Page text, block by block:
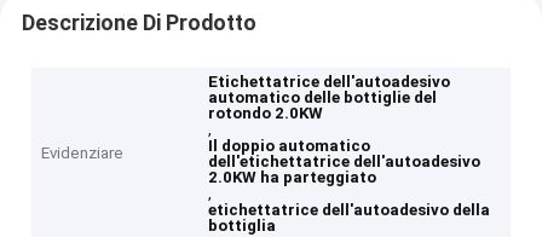
Descrizione Di Prodotto
Evidenziare
Etichettatrice dell'autoadesivo
automatico delle bottiglie del
rotondo 2.0KW
,
Il doppio automatico
dell'etichettatrice dell'autoadesivo
2.0KW ha parteggiato
,
etichettatrice dell'autoadesivo della
bottiglia